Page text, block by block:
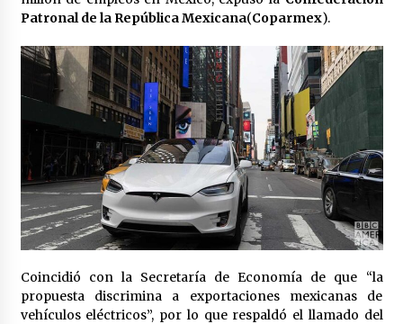
CNTE anuncia paso gratuito en peajes de CDMX
2 meses atrás
Laura Itzel Castillo será la nueva secretaria de
las Mujeres, anuncia Sheinbaum
2 meses atrás
Sheinbaum descarta reunión entre CNTE y
Segob: «ya dimos nuestras propuestas»
2 meses atrás
Zar antidrogas de EE.UU.: “vamos por los
políticos mexicanos que protegen al narco”
2 meses atrás
Patronal de la República Mexicana(Coparmex).
Coincidió con la Secretaría de Economía de que “la
propuesta discrimina a exportaciones mexicanas de
vehículos eléctricos”, por lo que respaldó el llamado del